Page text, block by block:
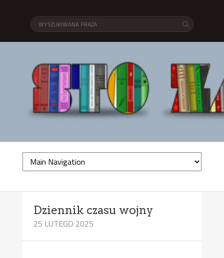
Dziennik czasu wojny
25 LUTEGO 2025